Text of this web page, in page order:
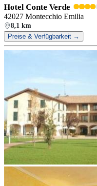
Hotel Conte Verde
42027 Montecchio Emilia
8,1 km
Preise & Verfügbarkeit →